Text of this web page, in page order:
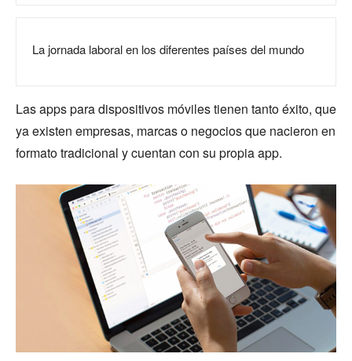
La jornada laboral en los diferentes países del mundo
Las apps para dispositivos móviles tienen tanto éxito, que
ya existen empresas, marcas o negocios que nacieron en
formato tradicional y cuentan con su propia app.